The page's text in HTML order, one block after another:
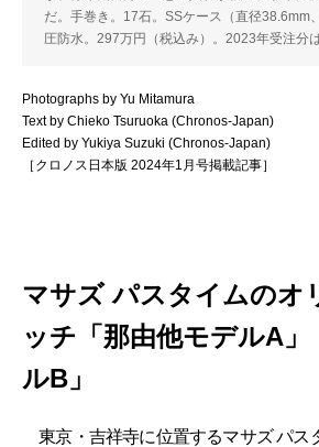
だ。手巻き。17石。SSケース（直径38.6mm
圧防水。297万円（税込み）。2023年受注分は
Photographs by Yu Mitamura
Text by Chieko Tsuruoka (Chronos-Japan)
Edited by Yukiya Suzuki (Chronos-Japan)
［クロノス日本版 2024年1月号掲載記事］
マサズ パスタイムのオ
ッチ「那由他モデルA
ルB」
東京・吉祥寺に位置するマサズ パス